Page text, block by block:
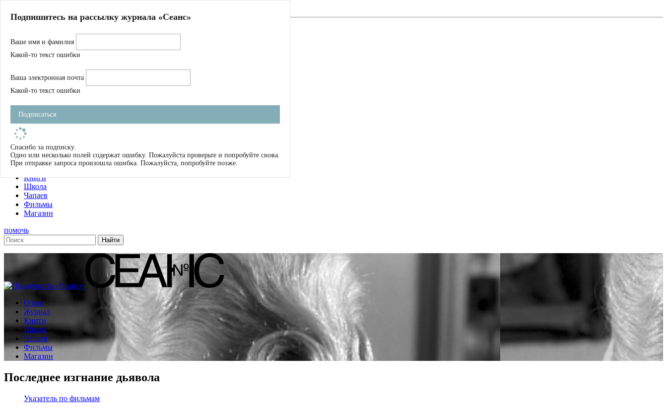
Магазин
Журнал
Школа
Устав
Фильмы
Имена
Тэги
О нас
Журнал
Книги
Школа
Чапаев
Фильмы
Магазин
помочь
О нас
Журнал
Книги
Школа
Чапаев
Фильмы
Магазин
Последнее изгнание дьявола
Указатель по фильмам
Подпишитесь на рассылку журнала «Сеанс»
Ваше имя и фамилия
Какой-то текст ошибки
Ваша электронная почта
Какой-то текст ошибки
Подписаться
Спасибо за подписку.
Одно или несколько полей содержат ошибку. Пожалуйста проверьте и попробуйте снова.
При отправке запроса произошла ошибка. Пожалуйста, попробуйте позже.